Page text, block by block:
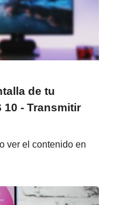
de tu
10 - Transmitir
ver el contenido en